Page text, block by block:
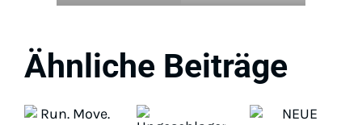
Ähnliche Beiträge